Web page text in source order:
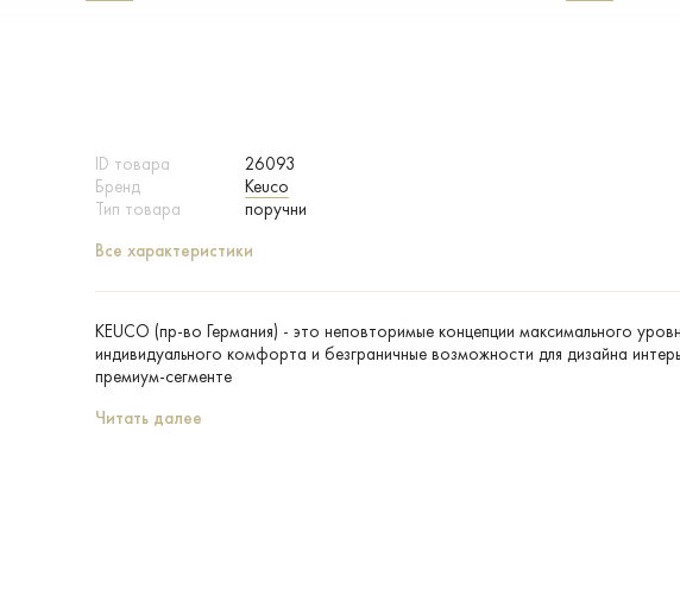
ID товара
26093
Бренд
Keuco
Тип товара
поручни
Все характеристики
KEUCO (пр-во Германия) - это неповторимые концепции максимального
индивидуального комфорта и безграничные возможности для дизайна
премиум-сегменте
Читать далее